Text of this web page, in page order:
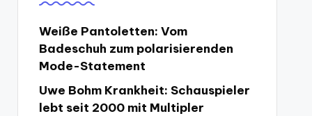
Weiße Pantoletten: Vom
Badeschuh zum polarisierenden
Mode-Statement
Uwe Bohm Krankheit: Schauspieler
lebt seit 2000 mit Multipler